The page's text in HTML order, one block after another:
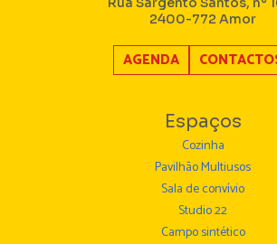
2400-772 Amor
AGENDA
Espaços
Cozinha
Pavilhão Multiusos
Sala de convívio
Studio 22
Campo sintético